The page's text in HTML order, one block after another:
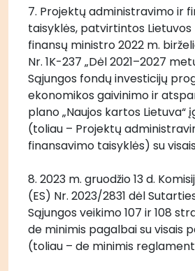
7. Projektų administravimo ir
taisyklės, patvirtintos Lietuvos
finansų ministro 2022 m.
Nr. 1K-237 „Dėl 2021–2027
Sąjungos fondų investicijų
ekonomikos gaivinimo ir
plano „Naujos kartos Lietuva“
(toliau – Projektų
finansavimo taisyklės) su
8. 2023 m. gruodžio 13 d.
(ES) Nr. 2023/2831 dėl
Sąjungos veikimo 107 ir 108
de minimis pagalbai su visais
(toliau – de minimis